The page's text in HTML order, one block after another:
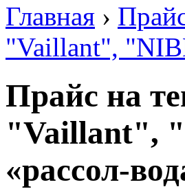
Главная ›
"Vaillant",
Прайс на
"Vaillant",
«рассол-